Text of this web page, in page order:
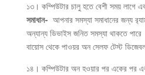
১৩। কম্পিউটার চালু হতে বেশী সময় লাগে
সমাধান- আপনার সমস্যা সমাধানের জন্য
অন্যান্য ডিভাইস জনিত সমস্যা থাকতে
বায়োস থেকে পাওয়র অন সেলফ টেস্ট
১৪। কম্পিউটার অন হওয়ার পর একের